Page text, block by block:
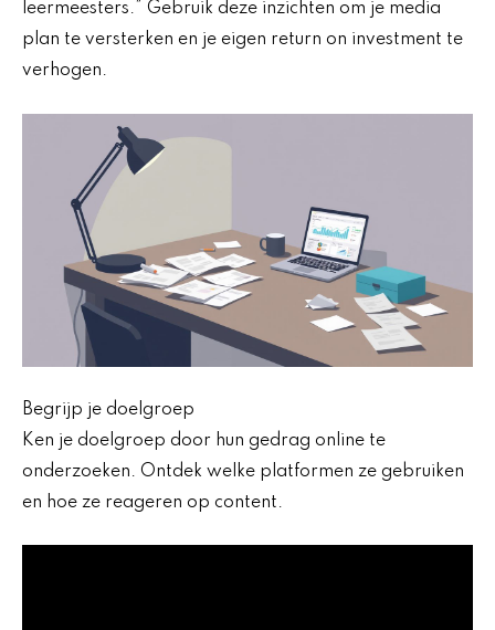
leermeesters.” Gebruik deze inzichten om je media
plan te versterken en je eigen return on investment te
verhogen.
Begrijp je doelgroep
Ken je doelgroep door hun gedrag online te
onderzoeken. Ontdek welke platformen ze gebruiken
en hoe ze reageren op content.